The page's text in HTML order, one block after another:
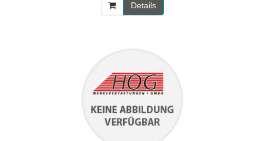
Details